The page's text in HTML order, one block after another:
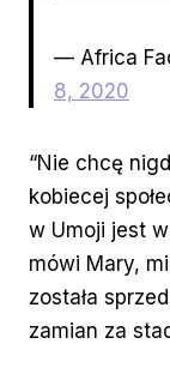
— Africa
8, 2020
“Nie chcę
kobiecej
w Umoji jest
mówi Mary,
została
zamian za